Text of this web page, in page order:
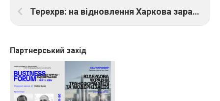
Терехрв: на відновлення Харкова зараз потрібно близько 9,5 мільярдів доларів
Партнерський захід